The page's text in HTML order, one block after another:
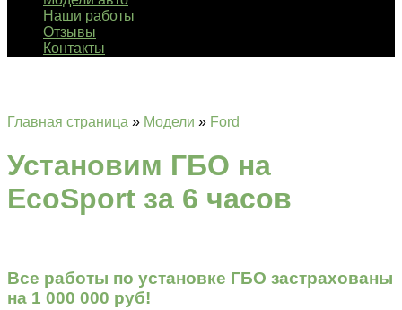
Наши работы
Отзывы
Контакты
Главная страница » Модели » Ford
Установим ГБО на
EcoSport за 6 часов
Все работы по установке ГБО застрахованы
на 1 000 000 руб!